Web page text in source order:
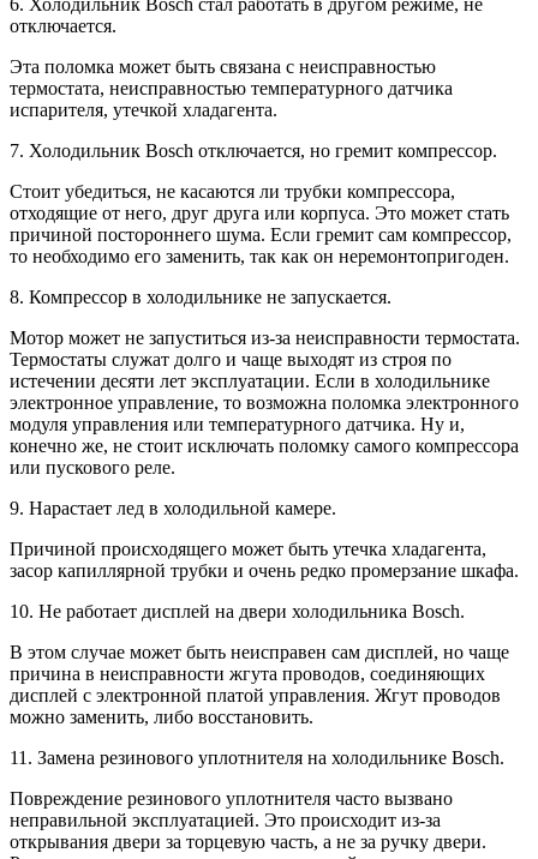
отключается.
Эта поломка может быть связана с неисправностью
термостата, неисправностью температурного датчика
испарителя, утечкой хладагента.
7. Холодильник Bosch отключается, но гремит компрессор.
Стоит убедиться, не касаются ли трубки компрессора,
отходящие от него, друг друга или корпуса. Это может стать
причиной постороннего шума. Если гремит сам компрессор,
то необходимо его заменить, так как он неремонтопригоден.
8. Компрессор в холодильнике не запускается.
Мотор может не запуститься из-за неисправности термостата.
Термостаты служат долго и чаще выходят из строя по
истечении десяти лет эксплуатации. Если в холодильнике
электронное управление, то возможна поломка электронного
модуля управления или температурного датчика. Ну и,
конечно же, не стоит исключать поломку самого компрессора
или пускового реле.
9. Нарастает лед в холодильной камере.
Причиной происходящего может быть утечка хладагента,
засор капиллярной трубки и очень редко промерзание шкафа.
10. Не работает дисплей на двери холодильника Bosch.
В этом случае может быть неисправен сам дисплей, но чаще
причина в неисправности жгута проводов, соединяющих
дисплей с электронной платой управления. Жгут проводов
можно заменить, либо восстановить.
11. Замена резинового уплотнителя на холодильнике Bosch.
Повреждение резинового уплотнителя часто вызвано
неправильной эксплуатацией. Это происходит из-за
открывания двери за торцевую часть, а не за ручку двери.